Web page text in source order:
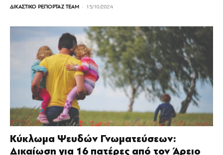
ΔΙΚΑΣΤΙΚΟ ΡΕΠΟΡΤΑΖ TEAM - 15/10/2024
Kύκλωμα Ψευδών Γνωματεύσεων:
Δικαίωση για 16 πατέρες από τον Άρειο